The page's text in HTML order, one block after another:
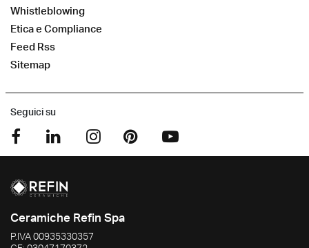
Whistleblowing
Etica e Compliance
Feed Rss
Sitemap
Seguici su
Ceramiche Refin Spa
P.IVA00935330357